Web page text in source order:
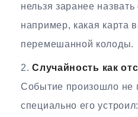
нельзя заранее
например, какая карта
перемешанной колоды.
Случайность как
Событие произошло не
специально его